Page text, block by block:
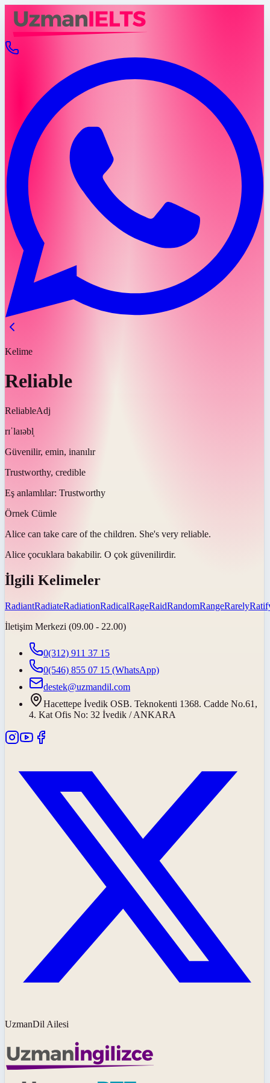
Kelime
Reliable
ReliableAdj
rɪˈlaɪəbl̩
Güvenilir, emin, inanılır
Trustworthy, credible
Eş anlamlılar: Trustworthy
Örnek Cümle
Alice can take care of the children. She's very reliable.
Alice çocuklara bakabilir. O çok güvenilirdir.
İlgili Kelimeler
RadiantRadiateRadiationRadicalRageRaidRandomRangeRarely
İletişim Merkezi (09.00 - 22.00)
0(312) 911 37 15
0(546) 855 07 15 (WhatsApp)
destek@uzmandil.com
Hacettepe İvedik OSB. Teknokenti 1368. Cadde No.61,
4. Kat Ofis No: 32 İvedik / ANKARA
UzmanDil Ailesi